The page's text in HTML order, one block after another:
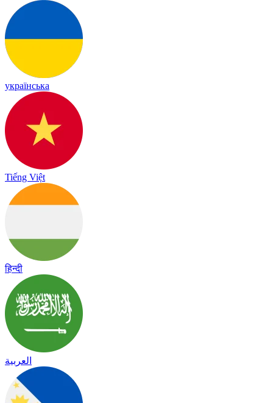
українська
Tiếng Việt
हिन्दी
العربية